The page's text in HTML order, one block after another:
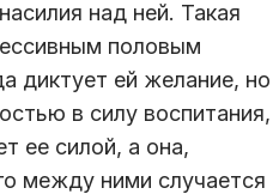
над ней. Такая
половым
диктует ей желание, но
в силу воспитания,
ее силой, а она,
между ними случается